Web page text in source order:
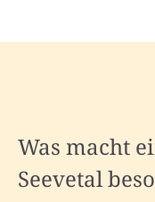
Was macht
Seevetal